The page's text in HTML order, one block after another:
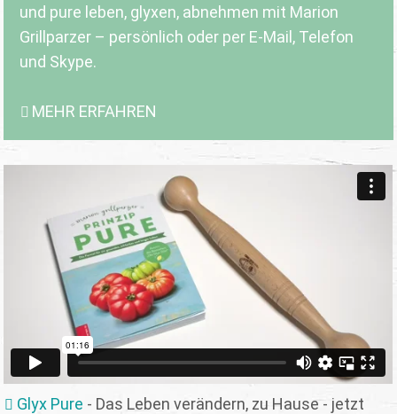
und pure leben, glyxen, abnehmen mit Marion
Grillparzer – persönlich oder per E-Mail, Telefon
und Skype.
MEHR ERFAHREN
Glyx Pure - Das Leben verändern, zu Hause - jetzt